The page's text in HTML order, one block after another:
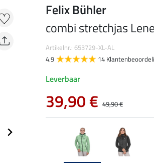
Felix Bühler
combi stretchjas
Artikelnr.: 653729-XL-AL
4.9
14
Leverbaar
39,90 € 49,90 €